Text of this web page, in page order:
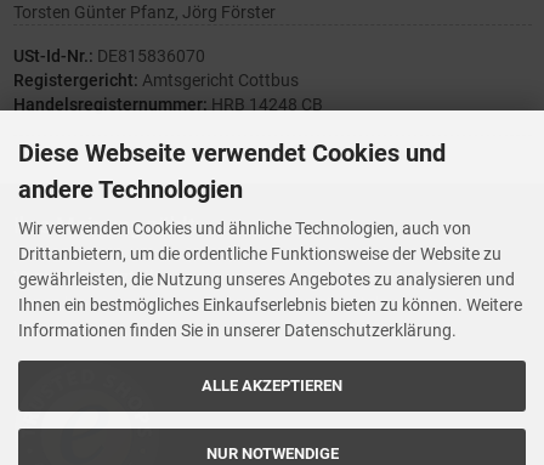
Torsten Günter Pfanz, Jörg Förster
USt-Id-Nr.: DE815836070
Registergericht: Amtsgericht Cottbus
Handelsregisternummer: HRB 14248 CB
Ihre Meinung zählt
Vorwerk Ersatzteile
Wenn Ihnen der Service der StaubsaugerManufaktur gefallen hat,
bewerten Sie uns bitte bei Trustedshops.de
Diese Webseite verwendet Cookies und
andere Technologien
Wir verwenden Cookies und ähnliche Technologien, auch von
Drittanbietern, um die ordentliche Funktionsweise der Website zu
gewährleisten, die Nutzung unseres Angebotes zu analysieren und
Ihnen ein bestmögliches Einkaufserlebnis bieten zu können. Weitere
Informationen finden Sie in unserer Datenschutzerklärung.
ALLE AKZEPTIEREN
NUR NOTWENDIGE